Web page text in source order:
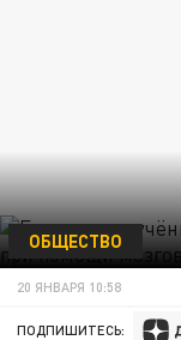
ОБЩЕСТВО
20 ЯНВАРЯ 10:58
ПОДПИШИТЕСЬ: